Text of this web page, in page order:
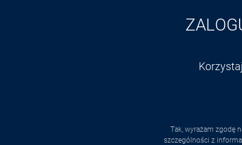
Tak, wyrażam zgodę
szczególności z